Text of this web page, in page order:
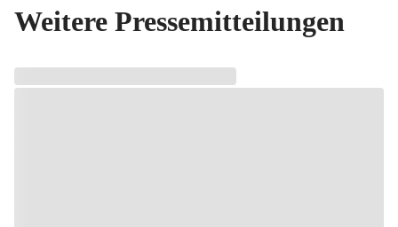
Weitere Pressemitteilungen